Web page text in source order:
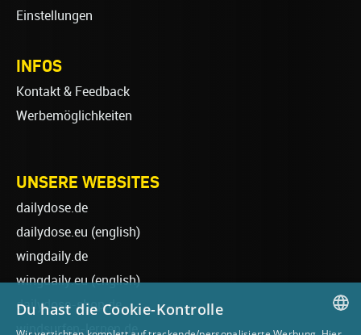
Einstellungen
INFOS
Kontakt & Feedback
Werbemöglichkeiten
UNSERE WEBSITES
dailydose.de
dailydose.eu (english)
wingdaily.de
wingdaily.eu(english)
dailydose-shop.de
windsurfen-lernen.de
Du hast die Cookie-Kontrolle